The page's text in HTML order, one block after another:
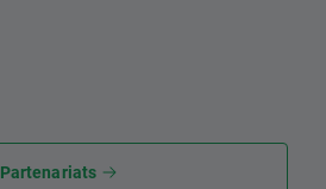
Partenariats